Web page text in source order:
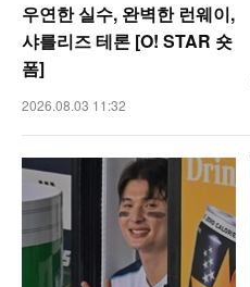
우연한 실수, 완벽한 런웨이,
샤를리즈 테론 [O! STAR 숏
폼]
2026.08.03 11:32